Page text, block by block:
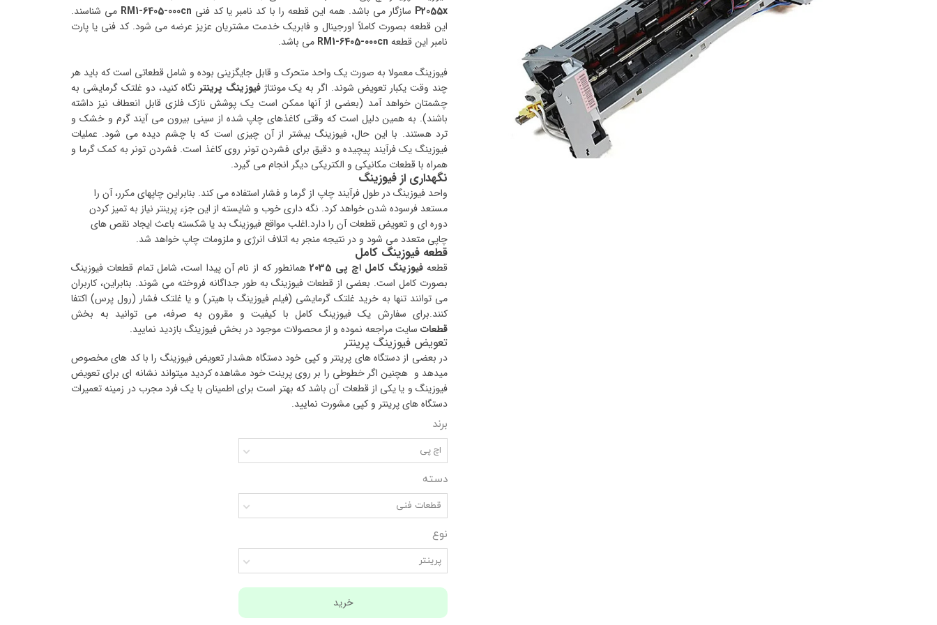
P2055x سازگار می باشد. همه این قطعه را با کد نامبر یا کد فنی RM1-6405-000cn می شناسند.
این قطعه بصورت کاملاً اورجینال و فابریک خدمت مشتریان عزیز عرضه می شود. کد فنی یا پارت
نامبر این قطعه RM1-6405-000cn می باشد.
فیوزینگ معمولا به صورت یک واحد متحرک و قابل جایگزینی بوده و شامل قطعاتی است که باید هر
چند وقت یکبار تعویض شوند. اگر به یک مونتاژفیوزینگ پرینتر نگاه کنید، دو غلتک گرمایشی به
چشمتان خواهد آمد (بعضی از آنها ممکن است یک پوشش نازک فلزی قابل انعطاف نیز داشته
باشند). به همین دلیل است که وقتی کاغذهای چاپ شده از سینی بیرون می‎ آیند گرم و خشک و
ترد هستند. با این حال، فیوزینگ بیشتر از آن چیزی است که با چشم دیده می ‎شود. عملیات
فیوزینگ یک فرآیند پیچیده و دقیق برای فشردن تونر روی کاغذ است. فشردن تونر به کمک گرما و
همراه با قطعات مکانیکی و الکتریکی دیگر انجام می ‎گیرد.
نگهداری از فیوزینگ
واحد فیوزینگ در طول فرآیند چاپ از گرما و فشار استفاده می کند. بنابراین چاپ‏های مکرر، آن را
مستعد فرسوده شدن خواهد کرد. نگه داری خوب و شایسته از این جزء پرینتر نیاز به تمیز کردن
دوره ای و تعویض قطعات آن را دارد.اغلب مواقع فیوزینگ بد یا شکسته باعث ایجاد نقص های
چاپی متعدد می ‎شود و در نتیجه منجر به اتلاف انرژی و ملزومات چاپ خواهد شد.
قطعه فیوزینگ کامل
قطعهفیوزینگ کامل اچ پی 2035
همانطور که از نام آن پیدا است، شامل تمام قطعات فیوزینگ
بصورت کامل است. بعضی از قطعات فیوزینگ به طور جداگانه فروخته می شوند. بنابراین، کاربران
می توانند تنها به خرید غلتک گرمایشی (فیلم فیوزینگ با هیتر) و یا غلتک فشار (رول پرس) اکتفا
کنند.برای سفارش یک فیوزینگ کامل با کیفیت و مقرون به صرفه، می ‎توانید به بخش
قطعات سایت مراجعه نموده و از محصولات موجود در بخش فیوزینگ بازدید نمایید.
تعویض فیوزینگ پرینتر
در بعضی از دستگاه های پرینتر و کپی خود دستگاه هشدار تعویض فیوزینگ را با کد های مخصوص
میدهد و هچنین اگر خطوطی را بر روی پرینت خود مشاهده کردید میتواند نشانه ای برای تعویض
فیوزینگ و یا یکی از قطعات آن باشد که بهتر است برای اطمینان با یک فرد مجرب در زمینه تعمیرات
دستگاه های پرینتر و کپی مشورت نمایید.
برند
اچ پی
دسته
قطعات فنی
نوع
پرینتر
خرید